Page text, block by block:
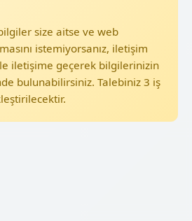
size aitse ve web
istemiyorsanız, iletişim
iletişime geçerek bilgilerinizin
bulunabilirsiniz. Talebiniz 3 iş